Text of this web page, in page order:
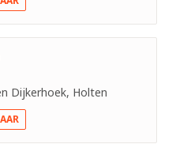
Dijkerhoek, Holten